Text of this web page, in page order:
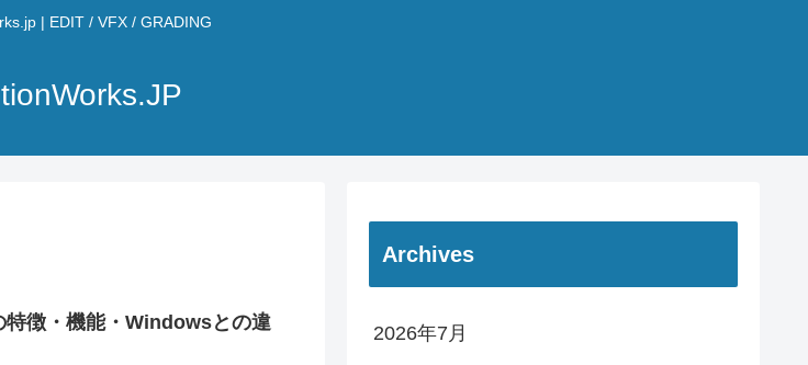
| EDIT / VFX / GRADING
徴・機能・Windowsとの違
Archives
2026年7月